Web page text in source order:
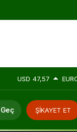
USD 47,57
ŞİKAYET ET